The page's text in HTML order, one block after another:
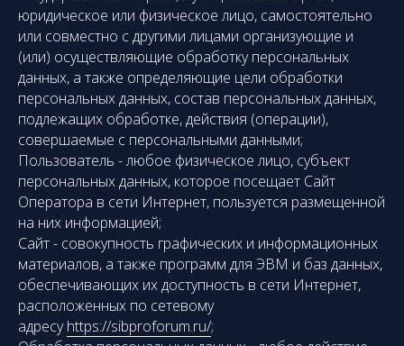
юридическое или физическое лицо, самостоятельно
или совместно с другими лицами организующие и
(или) осуществляющие обработку персональных
данных, а также определяющие цели обработки
персональных данных, состав персональных данных,
подлежащих обработке, действия (операции),
совершаемые с персональными данными;
Пользователь - любое физическое лицо, субъект
персональных данных, которое посещает Сайт
Оператора в сети Интернет, пользуется размещенной
на них информацией;
Сайт - совокупность графических и информационных
материалов, а также программ для ЭВМ и баз данных,
обеспечивающих их доступность в сети Интернет,
расположенных по сетевому
адресуhttps://sibproforum.ru/;